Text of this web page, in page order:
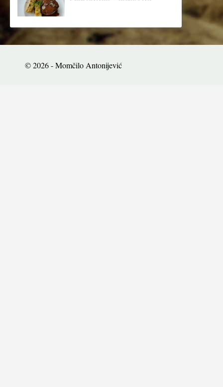
© 2026 - Momčilo Antonijević